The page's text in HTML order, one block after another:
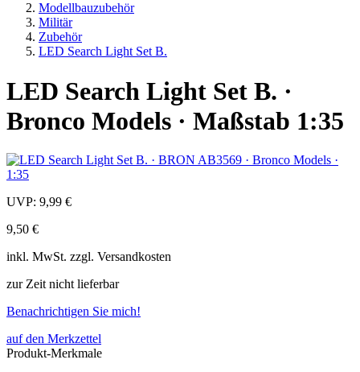
Modellbauzubehör
Militär
Zubehör
LED Search Light Set B.
LED Search Light Set B. ·
Bronco Models · Maßstab 1:35
UVP: 9,99 €
9,50 €
inkl. MwSt. zzgl. Versandkosten
zur Zeit nicht lieferbar
Benachrichtigen Sie mich!
auf den Merkzettel
Produkt-Merkmale